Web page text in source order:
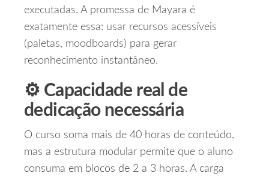
executadas. A promessa de Mayara é
exatamente essa: usar recursos acessíveis
(paletas, moodboards) para gerar
reconhecimento instantâneo.
⚙️ Capacidade real de
dedicação necessária
O curso soma mais de 40 horas de conteúdo,
mas a estrutura modular permite que o aluno
consuma em blocos de 2 a 3 horas. A carga